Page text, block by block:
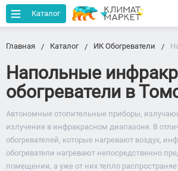
Каталог
Главная Каталог ИК Обогреватели
Напольные
обогреватели в
Автономные отопительные приборы,
излучение в инфракрасном диапазоне. В
обогревателей, которые нагревают воздух,
обогреватели нагревают непосредственно
помещении, а уже от них тепло